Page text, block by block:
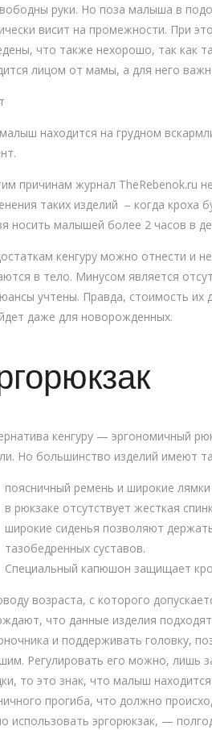
руки. Но поза малыша в
висит на промежности. При
что также нехорошо, так как
лицом от мамы, а для него
находится на грудном
причинам журнал TheRebenok.ru
таких изделий – когда кроха
носить малышей более 2 часов в
кенгуру можно отнести и
в тело. Минусом является
учтены. Правда, стоимость
даже для новорожденных.
кенгуру — эргономичный
Но большинство изделий имеют
поясничный ремень и широкие
в рюкзаке отсутствует жесткая
широкие сиденья позволяют
тазобедренных суставов.
Специальный капюшон защищает
возраста, с которого
что данные изделия
и поддерживать головку,
Регулировать его можно, лишь
то это знак, что малыш
прогиба, что должно
использовать эргорюкзак, —